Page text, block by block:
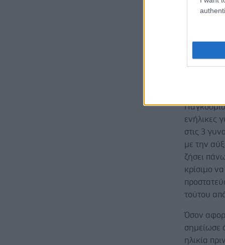
ενήλικες
στις 3
με την
ζήσει
κρίσιμο
τούτου
Όσον
σημείωσε
ηλικία